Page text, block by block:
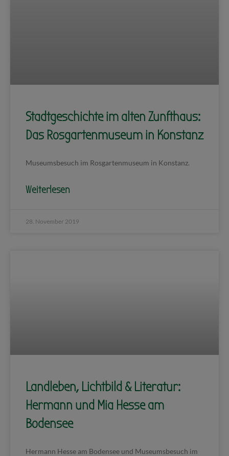
Stadtgeschichte im alten Zunfthaus:
Das Rosgartenmuseum in Konstanz
Museumsbesuch im Rosgartenmuseum in Konstanz.
Weiterlesen
28. November 2019
Landleben, Lichtbild & Literatur:
Hermann und Mia Hesse am
Bodensee
Hermann Hesse am Bodensee und Museumsbesuch im